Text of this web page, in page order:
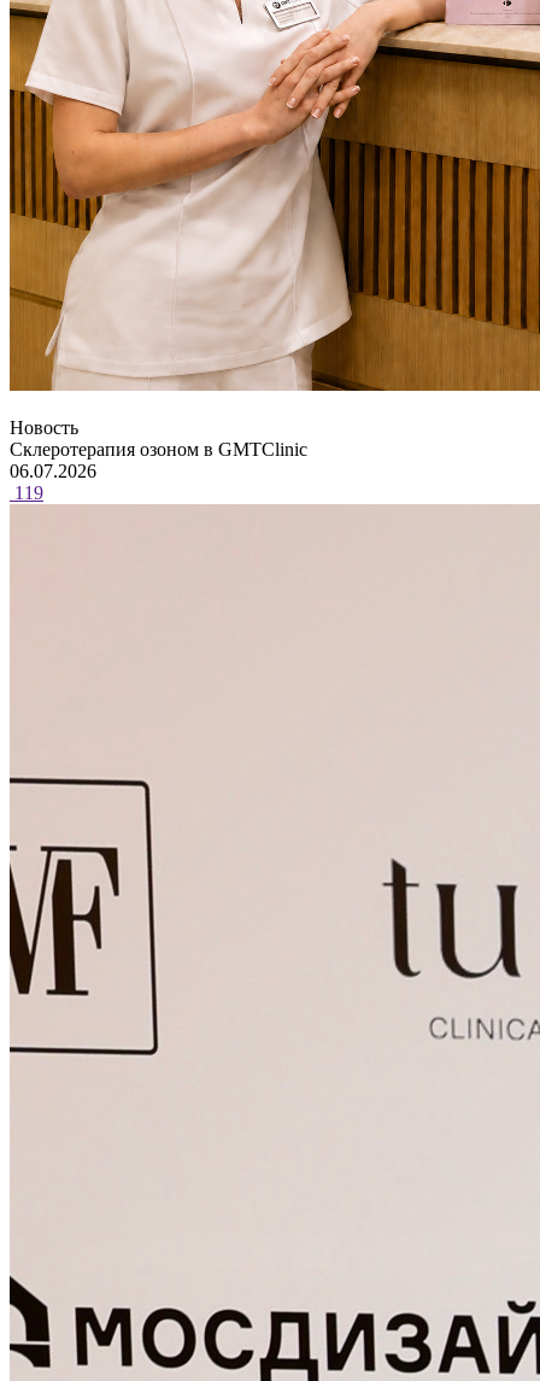
Новость
Склеротерапия озоном в GMTClinic
06.07.2026
119